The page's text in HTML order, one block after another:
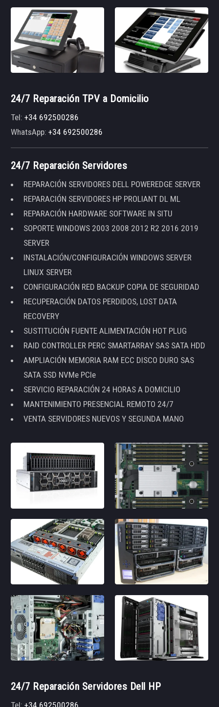
24/7 Reparación TPV a Domicilio
Tel:+34 692500286
WhatsApp:+34 692500286
24/7 Reparación Servidores
REPARACIÓN SERVIDORES DELL POWEREDGE SERVER
REPARACIÓN SERVIDORES HP PROLIANT DL ML
REPARACIÓN HARDWARE SOFTWARE IN SITU
SOPORTE WINDOWS 2003 2008 2012 R2 2016 2019
SERVER
INSTALACIÓN/CONFIGURACIÓN WINDOWS SERVER
LINUX SERVER
CONFIGURACIÓN RED BACKUP COPIA DE SEGURIDAD
RECUPERACIÓN DATOS PERDIDOS, LOST DATA
RECOVERY
SUSTITUCIÓN FUENTE ALIMENTACIÓN HOT PLUG
RAID CONTROLLER PERC SMARTARRAY SAS SATA HDD
AMPLIACIÓN MEMORIA RAM ECC DISCO DURO SAS
SATA SSD NVMe PCIe
SERVICIO REPARACIÓN 24 HORAS A DOMICILIO
MANTENIMIENTO PRESENCIAL REMOTO 24/7
VENTA SERVIDORES NUEVOS Y SEGUNDA MANO
24/7 Reparación Servidores Dell HP
Tel:+34 692500286